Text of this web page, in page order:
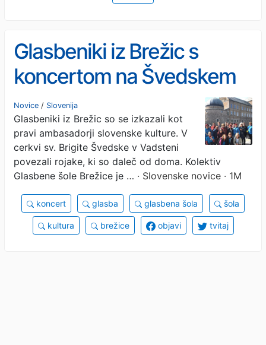
Glasbeniki iz Brežic s
koncertom na Švedskem
ganili do solz
Novice / Slovenija
Glasbeniki iz Brežic so se izkazali kot
pravi ambasadorji slovenske kulture. V
cerkvi sv. Brigite Švedske v Vadsteni
povezali rojake, ki so daleč od doma. Kolektiv
Glasbene šole Brežice je … · Slovenske novice · 1M
koncert glasba glasbena šola šola
kultura brežice objavi tvitaj